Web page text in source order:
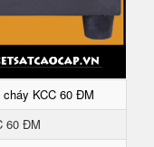
KCC 60 ĐM
60 ĐM